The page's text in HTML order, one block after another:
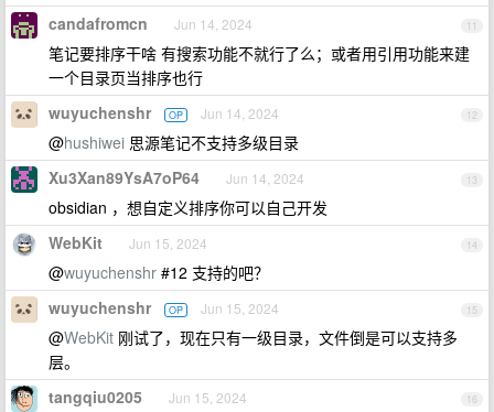
11
candafromcn Jun 14, 2024
笔记要排序干啥 有搜索功能不就行了么；或者用引用功能来建
一个目录页当排序也行
12
wuyuchenshr OP Jun 14, 2024
@hushiwei 思源笔记不支持多级目录
13
Xu3Xan89YsA7oP64 Jun 14, 2024
obsidian ，想自定义排序你可以自己开发
14
WebKit Jun 15, 2024
@wuyuchenshr #12 支持的吧？
15
wuyuchenshr OP Jun 15, 2024
@WebKit 刚试了，现在只有一级目录，文件倒是可以支持多
层。
16
tangqiu0205 Jun 15, 2024